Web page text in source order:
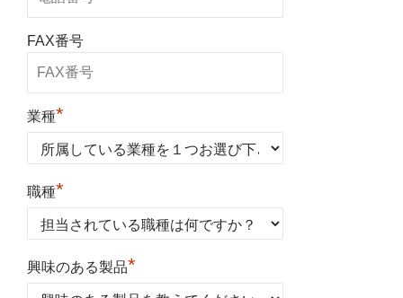
FAX番号
業種*
職種*
興味のある製品*